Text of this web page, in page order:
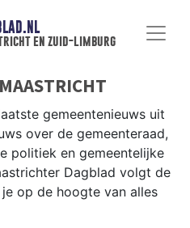
en zuid-limburg
gemeentenieuws uit
over de gemeenteraad,
politiek en gemeentelijke
Dagblad volgt de
op de hoogte van alles